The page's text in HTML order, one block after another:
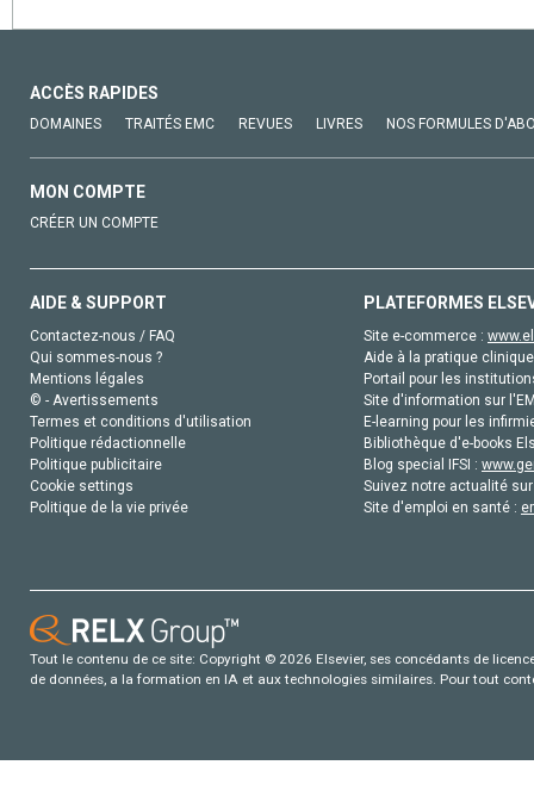
ACCÈS RAPIDES
DOMAINES TRAITÉS EMC REVUES LIVRES NOS FORMULES
MON COMPTE
CRÉER UN COMPTE
AIDE & SUPPORT
Contactez-nous / FAQ
Qui sommes-nous ?
Mentions légales
© - Avertissements
Termes et conditions d'utilisation
Politique rédactionnelle
Politique publicitaire
Cookie settings
Politique de la vie privée
PLATEFORMES
Site e-commerce :
Aide à la pratique
Portail pour les
Site d'information sur
E-learning pour les
Bibliothèque d'e-books
Blog special IFSI :
Suivez notre actualité
Site d'emploi en santé :
Tout le contenu de ce site: Copyright © 2026 Elsevier, ses concédants de
de données, a la formation en IA et aux technologies similaires. Pour tout